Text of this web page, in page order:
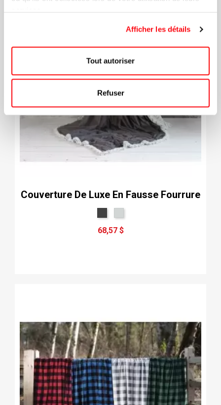
Afficher les détails
Tout autoriser
Refuser
Couverture De Luxe En Fausse Fourrure
68,57 $